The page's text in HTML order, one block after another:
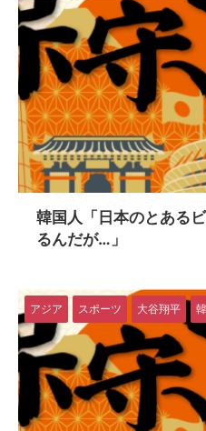
韓国人「日本のとある
るんだが…」
アジア スポーツ 大谷翔平